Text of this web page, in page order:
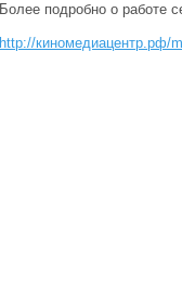
Более подробно о работе
http://киномедиацентр.рф/